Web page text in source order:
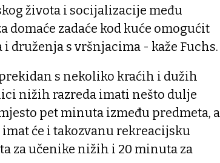
života i socijalizacije među
domaće zadaće kod kuće omogućit
druženja s vršnjacima - kaže Fuchs.
s nekoliko kraćih i dužih
nižih razreda imati nešto dulje
pet minuta između predmeta, a
imat će i takozvanu rekreacijsku
za učenike nižih i 20 minuta za